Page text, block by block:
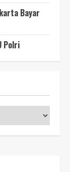
Bayar
Polri